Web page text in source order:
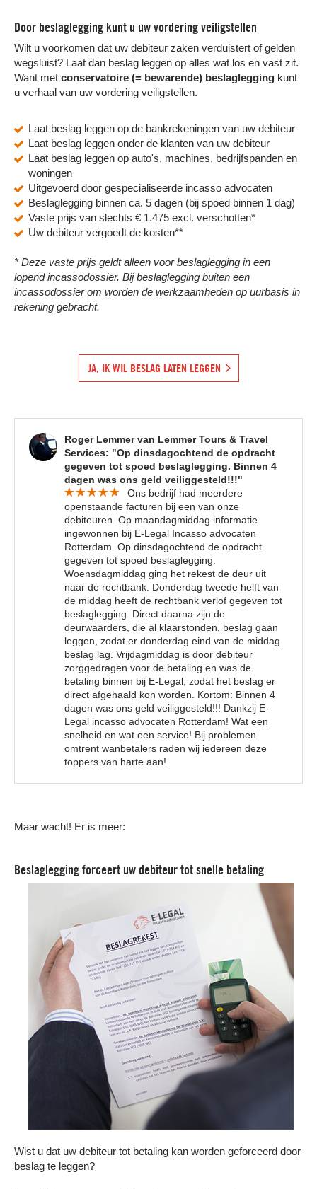
Door beslaglegging kunt u uw vordering veiligstellen
Wilt u voorkomen dat uw debiteur zaken verduistert of gelden
wegsluist? Laat dan beslag leggen op alles wat los en vast zit.
Want met conservatoire (= bewarende) beslaglegging kunt
u verhaal van uw vordering veiligstellen.
Laat beslag leggen op de bankrekeningen van uw debiteur
Laat beslag leggen onder de klanten van uw debiteur
Laat beslag leggen op auto's, machines, bedrijfspanden en
woningen
Uitgevoerd door gespecialiseerde incasso advocaten
Beslaglegging binnen ca. 5 dagen (bij spoed binnen 1 dag)
Vaste prijs van slechts € 1.475 excl. verschotten*
Uw debiteur vergoedt de kosten**
* Deze vaste prijs geldt alleen voor beslaglegging in een
lopend incassodossier. Bij beslaglegging buiten een
incassodossier om worden de werkzaamheden op uurbasis in
rekening gebracht.
JA, IK WIL BESLAG LATEN LEGGEN
Roger Lemmer van Lemmer Tours & Travel
Services: "Op dinsdagochtend de opdracht
gegeven tot spoed beslaglegging. Binnen 4
dagen was ons geld veiliggesteld!!!"
Ons bedrijf had meerdere
openstaande facturen bij een van onze
debiteuren. Op maandagmiddag informatie
ingewonnen bij E-Legal Incasso advocaten
Rotterdam. Op dinsdagochtend de opdracht
gegeven tot spoed beslaglegging.
Woensdagmiddag ging het rekest de deur uit
naar de rechtbank. Donderdag tweede helft van
de middag heeft de rechtbank verlof gegeven tot
beslaglegging. Direct daarna zijn de
deurwaarders, die al klaarstonden, beslag gaan
leggen, zodat er donderdag eind van de middag
beslag lag. Vrijdagmiddag is door debiteur
zorggedragen voor de betaling en was de
betaling binnen bij E-Legal, zodat het beslag er
direct afgehaald kon worden. Kortom: Binnen 4
dagen was ons geld veiliggesteld!!! Dankzij E-
Legal incasso advocaten Rotterdam! Wat een
snelheid en wat een service! Bij problemen
omtrent wanbetalers raden wij iedereen deze
toppers van harte aan!
Maar wacht! Er is meer:
Beslaglegging forceert uw debiteur tot snelle betaling
Wist u dat uw debiteur tot betaling kan worden geforceerd door
beslag te leggen?